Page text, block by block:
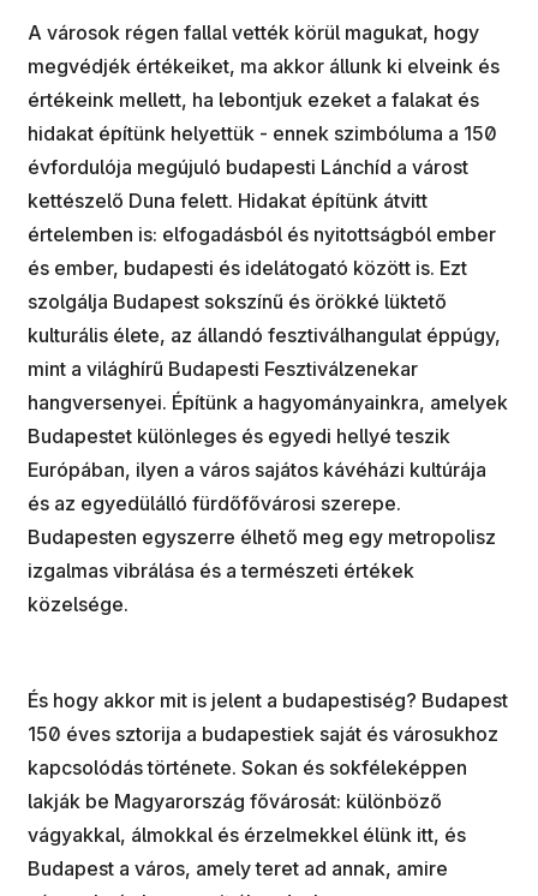
A városok régen fallal vették körül magukat, hogy
megvédjék értékeiket, ma akkor állunk ki elveink és
értékeink mellett, ha lebontjuk ezeket a falakat és
hidakat építünk helyettük - ennek szimbóluma a 150
évfordulója megújuló budapesti Lánchíd a várost
kettészelő Duna felett. Hidakat építünk átvitt
értelemben is: elfogadásból és nyitottságból ember
és ember, budapesti és idelátogató között is. Ezt
szolgálja Budapest sokszínű és örökké lüktető
kulturális élete, az állandó fesztiválhangulat éppúgy,
mint a világhírű Budapesti Fesztiválzenekar
hangversenyei. Építünk a hagyományainkra, amelyek
Budapestet különleges és egyedi hellyé teszik
Európában, ilyen a város sajátos kávéházi kultúrája
és az egyedülálló fürdőfővárosi szerepe.
Budapesten egyszerre élhető meg egy metropolisz
izgalmas vibrálása és a természeti értékek
közelsége.
És hogy akkor mit is jelent a budapestiség? Budapest
150 éves sztorija a budapestiek saját és városukhoz
kapcsolódás története. Sokan és sokféleképpen
lakják be Magyarország fővárosát: különböző
vágyakkal, álmokkal és érzelmekkel élünk itt, és
Budapest a város, amely teret ad annak, amire